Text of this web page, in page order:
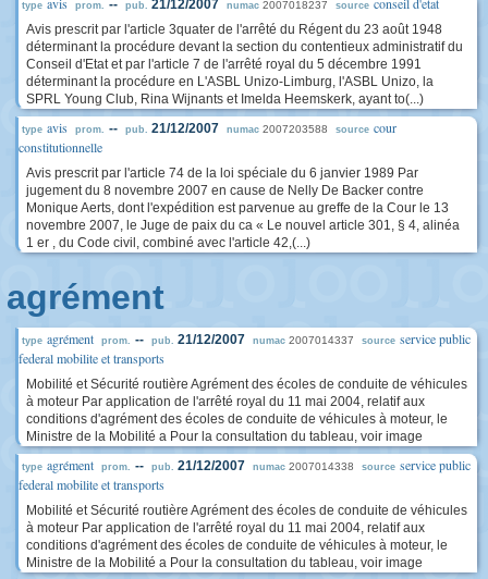
type prom. -- pub. 21/12/2007 numac 2007018237 source
Avis prescrit par l'article 3quater de l'arrêté du Régent du 23 août 1948
déterminant la procédure devant la section du contentieux administratif du
Conseil d'Etat et par l'article 7 de l'arrêté royal du 5 décembre 1991
déterminant la procédure en L'ASBL Unizo-Limburg, l'ASBL Unizo, la
SPRL Young Club, Rina Wijnants et Imelda Heemskerk, ayant to(...)
type avis prom. -- pub. 21/12/2007 numac 2007203588 source cour
constitutionnelle
Avis prescrit par l'article 74 de la loi spéciale du 6 janvier 1989 Par
jugement du 8 novembre 2007 en cause de Nelly De Backer contre
Monique Aerts, dont l'expédition est parvenue au greffe de la Cour le 13
novembre 2007, le Juge de paix du ca « Le nouvel article 301, § 4, alinéa
1 er , du Code civil, combiné avec l'article 42,(...)
agrément
type agrément prom. -- pub. 21/12/2007 numac 2007014337 source service public
federal mobilite et transports
Mobilité et Sécurité routière Agrément des écoles de conduite de véhicules
à moteur Par application de l'arrêté royal du 11 mai 2004, relatif aux
conditions d'agrément des écoles de conduite de véhicules à moteur, le
Ministre de la Mobilité a Pour la consultation du tableau, voir image
type agrément prom. -- pub. 21/12/2007 numac 2007014338 source service public
federal mobilite et transports
Mobilité et Sécurité routière Agrément des écoles de conduite de véhicules
à moteur Par application de l'arrêté royal du 11 mai 2004, relatif aux
conditions d'agrément des écoles de conduite de véhicules à moteur, le
Ministre de la Mobilité a Pour la consultation du tableau, voir image